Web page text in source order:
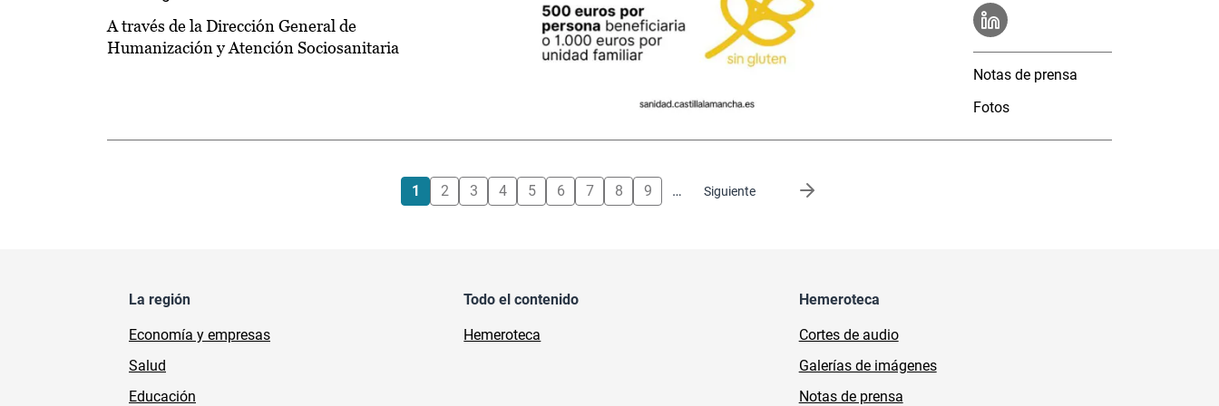
A través de la Dirección General de
Humanización y Atención Sociosanitaria
Notas de prensa
Fotos
1 2 3 4 5 6 7 8 9 … Siguiente
Siguiente página
La región
Economía y empresas
Salud
Educación
Todo el contenido
Hemeroteca
Hemeroteca
Cortes de audio
Galerías de imágenes
Notas de prensa